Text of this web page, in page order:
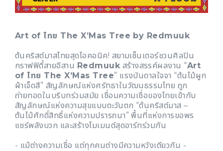
Art of ไทย The X’Mas Tree by Redmuuk
ต้นคริสต์มาสไทยสุดไอคอนิค! สยามเซ็นเตอร์ชวนศิลปิน
กราฟฟิตี้สายอีสาน Redmuuk สร้างสรรค์ผลงาน “Art
of ไทย The X’Mas Tree” แรงบันดาลใจจา “ต้นไม้ผูก
ผ้าเจ็ดสี” สัญลักษณ์แห่งศรัทธาในวัฒนธรรมไทย ถูก
ถ่ายทอดในบริบทร่วมสมัย เชื่อมความเชื่อของไทยเข้ากับ
สัญลักษณ์แห่งความสุขแบบตะวันตก “ต้นคริสต์มาส –
ต้นไม้ศักดิ์สิทธิ์แห่งความปรารถนา” พื้นที่แห่งการขอพร
แชร์พลังบวก และสร้างโมเมนต์สุดอาร์ทร่วมกัน
- แม้ต่างความเชื่อ แต่ทุกคนต่างมีความหวังเดียวกัน -